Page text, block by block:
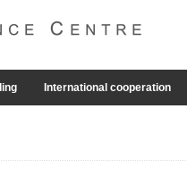
International cooperation